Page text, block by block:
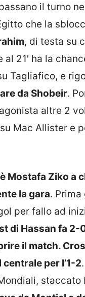
il turno
che la
, di testa su
21′ ha la
Tagliafico, e
da Shobeir.
altre 2
Mac Allister e
Mostafa Ziko a
la gara. Prima
per fallo ad
di Hassan fa 2-
il match.
per l’1-2
staccato